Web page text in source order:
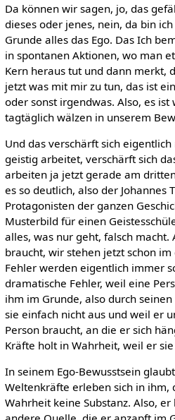
Da können wir sagen, jo, das
dieses oder jenes, nein, da bin
Grunde alles das Ego. Das Ich
in spontanen Aktionen, wo man
Kern heraus tut und dann merkt,
jetzt was mit mir zu tun, das ist
oder sonst irgendwas. Also, es
tagtäglich wälzen in unserem
Und das verschärft sich
geistig arbeitet, verschärft sich
arbeiten ja jetzt gerade am
es so deutlich, also der Johannes
Protagonisten der ganzen
Musterbild für einen
alles, was nur geht, falsch macht.
braucht, wir stehen jetzt schon
Fehler werden eigentlich immer
dramatische Fehler, weil eine
ihm im Grunde, also durch
sie einfach nicht aus und weil er
Person braucht, an die er sich
Kräfte holt in Wahrheit, weil er
In seinem Ego-Bewusstsein
Weltenkräfte erleben sich in ihm,
Wahrheit keine Substanz. Also,